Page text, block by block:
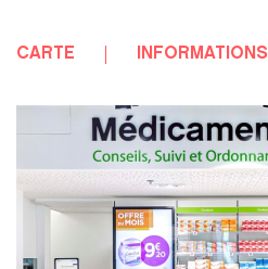
CARTE INFORMATIONS